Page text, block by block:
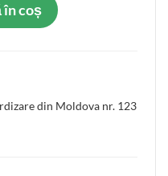
în coș
din Moldova nr. 123